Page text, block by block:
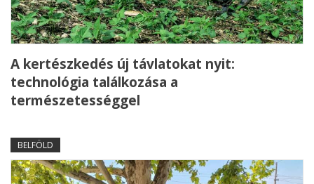
A kertészkedés új távlatokat nyit:
technológia találkozása a
természetességgel
BELFÖLD